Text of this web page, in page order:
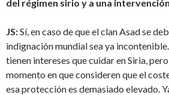
del régimen sirio y a una
JS:Sí, en caso de que el clan Asad se
indignación mundial sea ya
tienen intereses que cuidar en Siria,
momento en que consideren que el
esa protección es demasiado elevado.